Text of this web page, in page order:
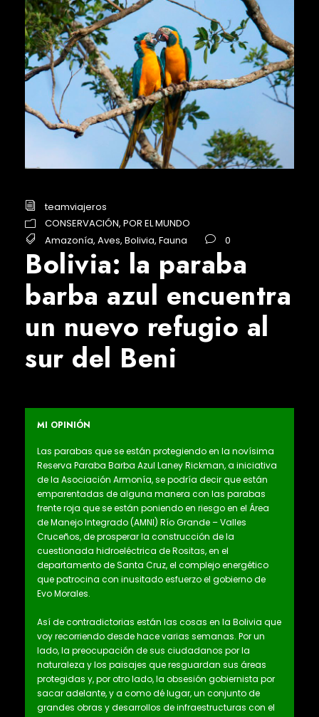
teamviajeros
CONSERVACIÓN, POR EL MUNDO
Amazonía, Aves, Bolivia, Fauna 0
Bolivia: la paraba
barba azul encuentra
un nuevo refugio al
sur del Beni
MI OPINIÓN
Las parabas que se están protegiendo en la novísima
Reserva Paraba Barba Azul Laney Rickman, a iniciativa
de la Asociación Armonía, se podría decir que están
emparentadas de alguna manera con las parabas
frente roja que se están poniendo en riesgo en el Área
de Manejo Integrado (AMNI) Río Grande – Valles
Cruceños, de prosperar la construcción de la
cuestionada hidroeléctrica de Rositas, en el
departamento de Santa Cruz, el complejo energético
que patrocina con inusitado esfuerzo el gobierno de
Evo Morales.
Así de contradictorias están las cosas en la Bolivia que
voy recorriendo desde hace varias semanas. Por un
lado, la preocupación de sus ciudadanos por la
naturaleza y los paisajes que resguardan sus áreas
protegidas y, por otro lado, la obsesión gobiernista por
sacar adelante, y a como dé lugar, un conjunto de
grandes obras y desarrollos de infraestructuras con el